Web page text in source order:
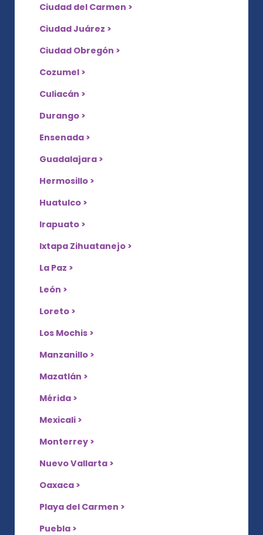
Ciudad del Carmen >
Ciudad Juárez >
Ciudad Obregón >
Cozumel >
Culiacán >
Durango >
Ensenada >
Guadalajara >
Hermosillo >
Huatulco >
Irapuato >
Ixtapa Zihuatanejo >
La Paz >
León >
Loreto >
Los Mochis >
Manzanillo >
Mazatlán >
Mérida >
Mexicali >
Monterrey >
Nuevo Vallarta >
Oaxaca >
Playa del Carmen >
Puebla >